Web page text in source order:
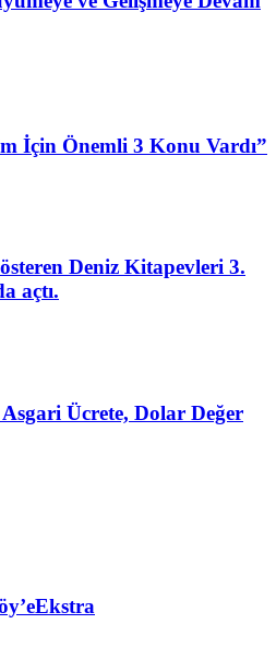
İçin Önemli 3 Konu Vardı”
Deniz Kitapevleri 3.
açtı.
Ücrete, Dolar Değer
Ekstra